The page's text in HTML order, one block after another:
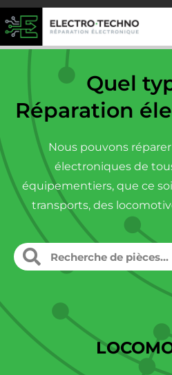
Quel
Réparation
Nous pouvons
électroniques de
équipementiers, que ce
transports, des